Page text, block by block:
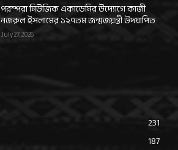
পরম্পরা মিউজিক একাডেমির উদ্যোগে কাজী
নজরুল ইসলামের ১২৭তম জন্মজয়ন্তী উদযাপিত
July 27, 2026
231
187